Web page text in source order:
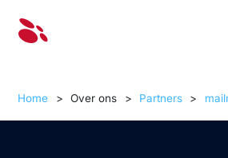
Home > Over ons > Partners >